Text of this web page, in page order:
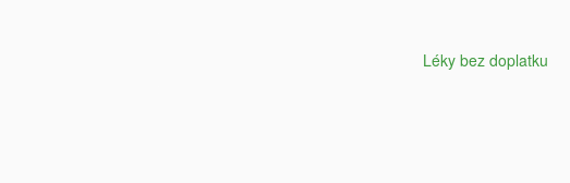
Léky bez doplatku